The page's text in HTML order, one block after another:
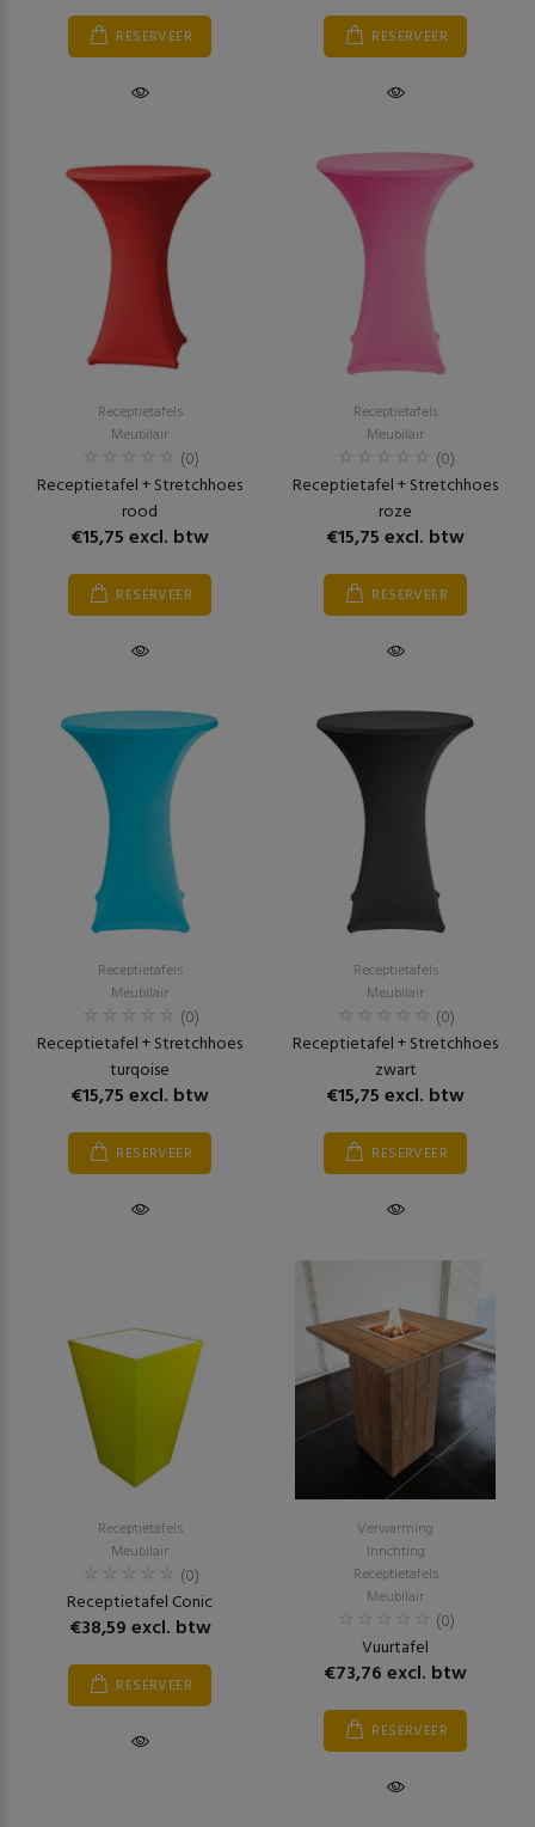
RESERVEER RESERVEER
Receptietafels
Meubilair
(0)
Receptietafel + Stretchhoes
rood
€15,75 excl. btw
RESERVEER
Receptietafels
Meubilair
(0)
Receptietafel + Stretchhoes
roze
€15,75 excl. btw
RESERVEER
Receptietafels
Meubilair
(0)
Receptietafel + Stretchhoes
turqoise
€15,75 excl. btw
RESERVEER
Receptietafels
Meubilair
(0)
Receptietafel + Stretchhoes
zwart
€15,75 excl. btw
RESERVEER
Receptietafels
Meubilair
(0)
Receptietafel Conic
€38,59 excl. btw
RESERVEER
Verwarming
Inrichting
Receptietafels
Meubilair
(0)
Vuurtafel
€73,76 excl. btw
RESERVEER